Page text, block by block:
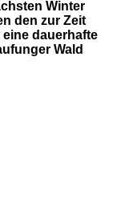
Winter
den zur Zeit
dauerhafte
Wald